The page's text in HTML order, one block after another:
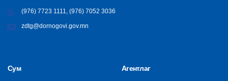
(976) 7723 1111, (976) 7052 3036
zdtg@dornogovi.gov.mn
Сум Агентлаг